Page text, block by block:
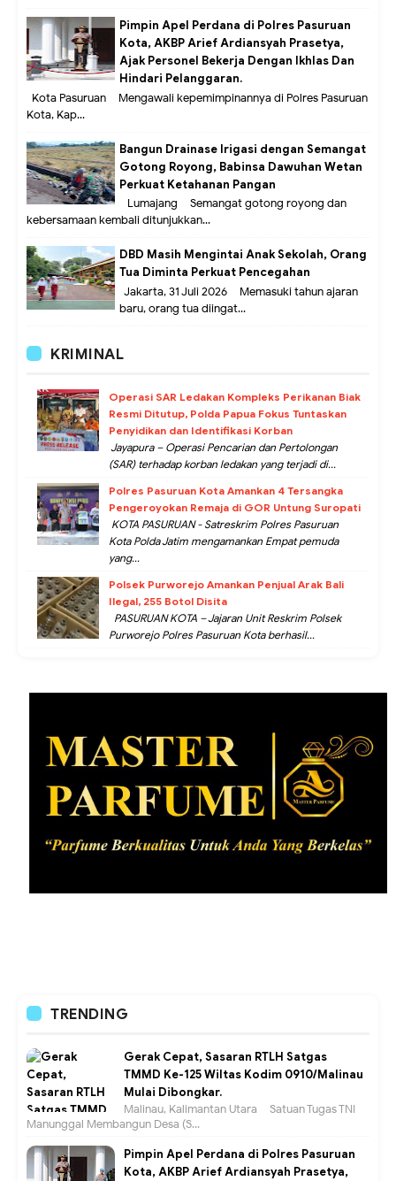
Pimpin Apel Perdana di Polres Pasuruan
Kota, AKBP Arief Ardiansyah Prasetya,
Ajak Personel Bekerja Dengan Ikhlas Dan
Hindari Pelanggaran.
Kota Pasuruan – Mengawali kepemimpinannya di Polres Pasuruan
Kota, Kap...
Bangun Drainase Irigasi dengan Semangat
Gotong Royong, Babinsa Dawuhan Wetan
Perkuat Ketahanan Pangan
Lumajang – Semangat gotong royong dan
kebersamaan kembali ditunjukkan...
DBD Masih Mengintai Anak Sekolah, Orang
Tua Diminta Perkuat Pencegahan
Jakarta, 31 Juli 2026 – Memasuki tahun ajaran
baru, orang tua diingat...
KRIMINAL
Operasi SAR Ledakan Kompleks Perikanan Biak
Resmi Ditutup, Polda Papua Fokus Tuntaskan
Penyidikan dan Identifikasi Korban
Jayapura – Operasi Pencarian dan Pertolongan
(SAR) terhadap korban ledakan yang terjadi di...
Polres Pasuruan Kota Amankan 4 Tersangka
Pengeroyokan Remaja di GOR Untung Suropati
KOTA PASURUAN - Satreskrim Polres Pasuruan
Kota Polda Jatim mengamankan Empat pemuda
yang...
Polsek Purworejo Amankan Penjual Arak Bali
Ilegal, 255 Botol Disita
PASURUAN KOTA – Jajaran Unit Reskrim Polsek
Purworejo Polres Pasuruan Kota berhasil...
TRENDING
Gerak Cepat, Sasaran RTLH Satgas
TMMD Ke-125 Wiltas Kodim 0910/Malinau
Mulai Dibongkar.
Malinau, Kalimantan Utara – Satuan Tugas TNI
Manunggal Membangun Desa (S...
Pimpin Apel Perdana di Polres Pasuruan
Kota, AKBP Arief Ardiansyah Prasetya,